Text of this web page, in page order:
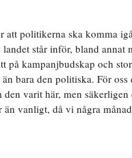
politikerna ska komma
står inför, bland annat
på kampanjbudskap och
bara den politiska. För
varit här, men
vanligt, då vi några